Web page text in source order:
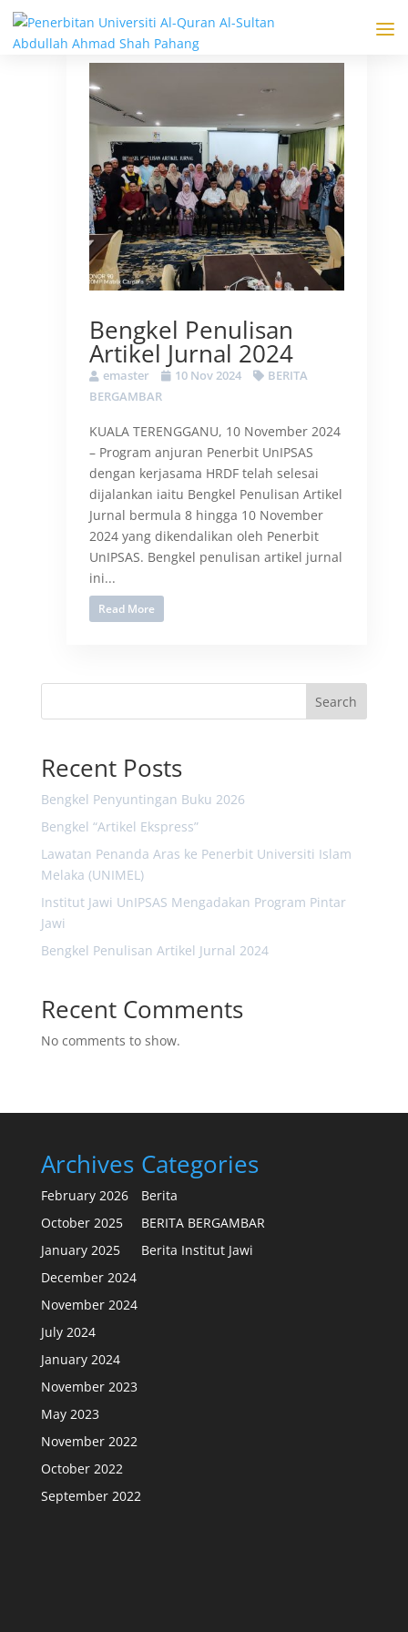
Bengkel Penulisan
Artikel Jurnal 2024
emaster 10 Nov 2024
BERITA
BERGAMBAR
KUALA TERENGGANU, 10 November 2024
– Program anjuran Penerbit UnIPSAS
dengan kerjasama HRDF telah selesai
dijalankan iaitu Bengkel Penulisan Artikel
Jurnal bermula 8 hingga 10 November
2024 yang dikendalikan oleh Penerbit
UnIPSAS. Bengkel penulisan artikel jurnal
ini...
Read More
Search
Recent Posts
Bengkel Penyuntingan Buku 2026
Bengkel “Artikel Ekspress”
Lawatan Penanda Aras ke Penerbit Universiti Islam
Melaka (UNIMEL)
Institut Jawi UnIPSAS Mengadakan Program Pintar
Jawi
Bengkel Penulisan Artikel Jurnal 2024
Recent Comments
No comments to show.
Archives
February 2026
October 2025
January 2025
December 2024
November 2024
July 2024
January 2024
November 2023
May 2023
November 2022
October 2022
September 2022
Categories
Berita
BERITA BERGAMBAR
Berita Institut Jawi